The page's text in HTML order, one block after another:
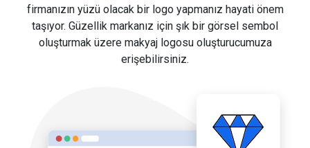
firmanızın yüzü olacak bir logo yapmanız hayati önem
taşıyor. Güzellik markanız için şık bir görsel sembol
oluşturmak üzere makyaj logosu oluşturucumuza
erişebilirsiniz.